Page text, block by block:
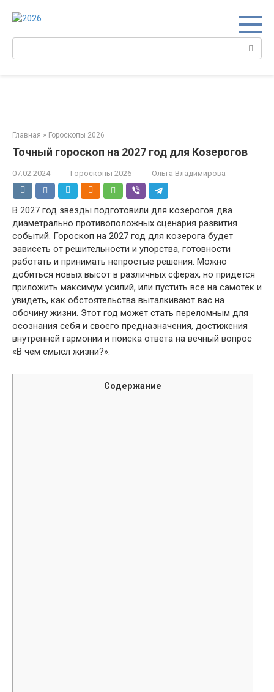
Поиск:
Главная » Гороскопы 2026
Точный гороскоп на 2027 год для Козерогов
07.02.2024 Гороскопы 2026 Ольга Владимирова
В 2027 год звезды подготовили для козерогов два
диаметрально противоположных сценария развития
событий. Гороскоп на 2027 год для козерога будет
зависеть от решительности и упорства, готовности
работать и принимать непростые решения. Можно
добиться новых высот в различных сферах, но придется
приложить максимум усилий, или пустить все на самотек и
увидеть, как обстоятельства выталкивают вас на
обочину жизни. Этот год может стать переломным для
осознания себя и своего предназначения, достижения
внутренней гармонии и поиска ответа на вечный вопрос
«В чем смысл жизни?».
Содержание